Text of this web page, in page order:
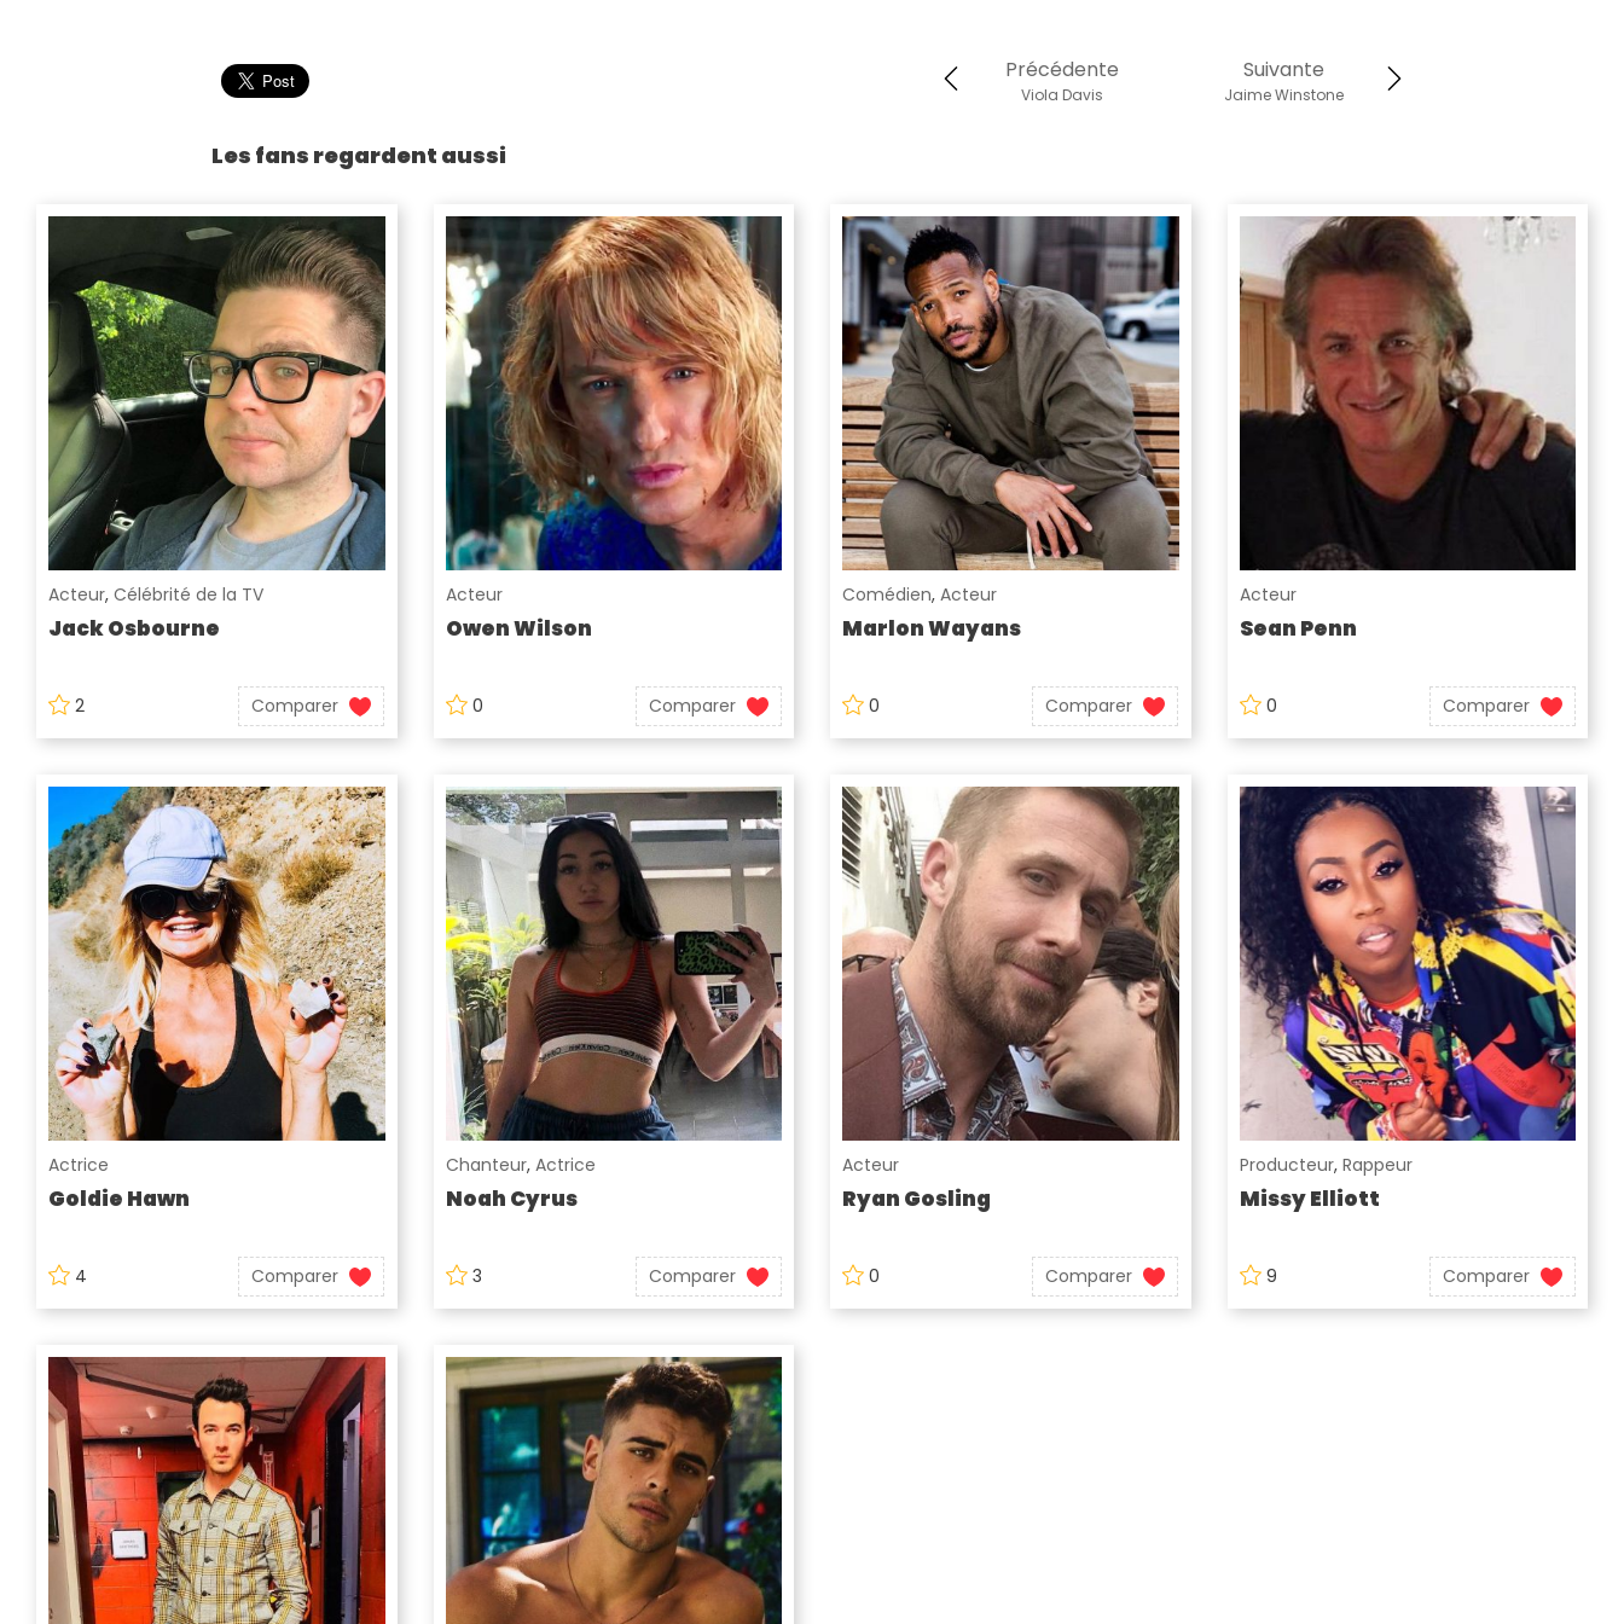
Suivante
Jaime Winstone
Précédente
Viola Davis
Les fans regardent aussi
Acteur, Célébrité de la TV
Jack Osbourne
2 Comparer
Acteur
Owen Wilson
0 Comparer
Comédien, Acteur
Marlon Wayans
0 Comparer
Acteur
Sean Penn
0 Comparer
Actrice
Goldie Hawn
4 Comparer
Chanteur, Actrice
Noah Cyrus
3 Comparer
Acteur
Ryan Gosling
0 Comparer
Producteur, Rappeur
Missy Elliott
9 Comparer